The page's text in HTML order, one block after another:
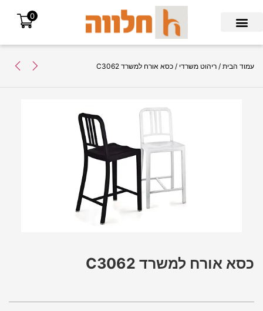
0
עמוד הבית / ריהוט משרדי / כסא אורח למשרד C3062
כסא אורח למשרד C3062